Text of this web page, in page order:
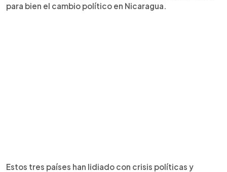
para bien el cambio político en Nicaragua.
Estos tres países han lidiado con crisis políticas y